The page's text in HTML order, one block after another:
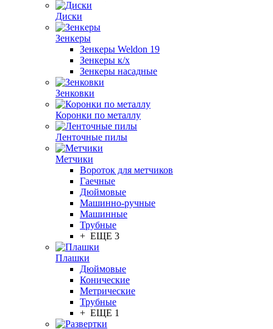
Диски
Зенкеры
Зенкеры Weldon 19
Зенкеры к/х
Зенкеры насадные
Зенковки
Коронки по металлу
Ленточные пилы
Метчики
Вороток для метчиков
Гаечные
Дюймовые
Машинно-ручные
Машинные
Трубные
+ ЕЩЕ 3
Плашки
Дюймовые
Конические
Метрические
Трубные
+ ЕЩЕ 1